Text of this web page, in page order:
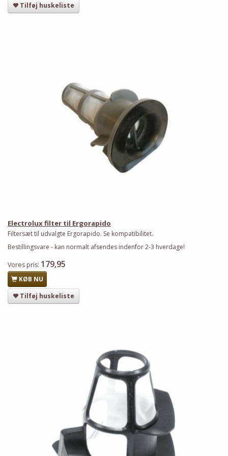
Tilføj huskeliste
Electrolux filter til Ergorapido
Filtersæt til udvalgte Ergorapido. Se kompatibilitet.
Bestillingsvare - kan normalt afsendes indenfor 2-3 hverdage!
Vores pris: 179,95
KØB NU
Tilføj huskeliste
Har du det også varmt?
Stort udvalg i ventilatorer
Priser fra kun 29,95